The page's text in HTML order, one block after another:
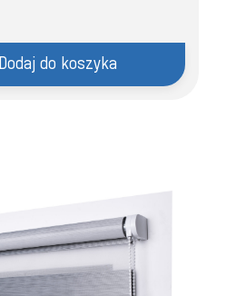
Dodaj do koszyka